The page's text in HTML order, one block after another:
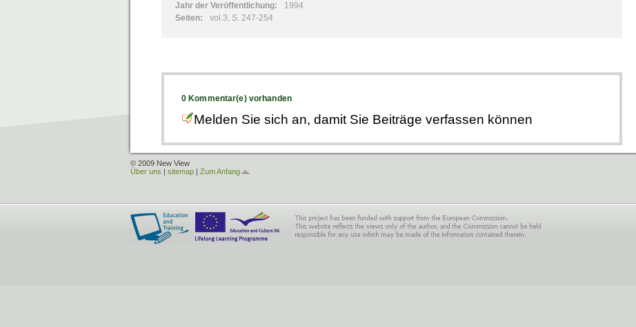
Jahr der Veröffentlichung:
1994
Seiten:
vol.3, S. 247-254
0 Kommentar(e) vorhanden
Melden Sie sich an, damit Sie Beiträge verfassen können
© 2009 New View
Über uns | sitemap | Zum Anfang